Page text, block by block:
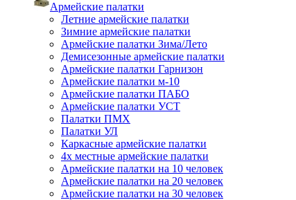
Армейские палатки
Летние армейские палатки
Зимние армейские палатки
Армейские палатки Зима/Лето
Демисезонные армейские палатки
Армейские палатки Гарнизон
Армейские палатки м-10
Армейские палатки ПАБО
Армейские палатки УСТ
Палатки ПМХ
Палатки УЛ
Каркасные армейские палатки
4х местные армейские палатки
Армейские палатки на 10 человек
Армейские палатки на 20 человек
Армейские палатки на 30 человек